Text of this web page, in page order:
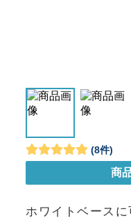
ホワイトベース